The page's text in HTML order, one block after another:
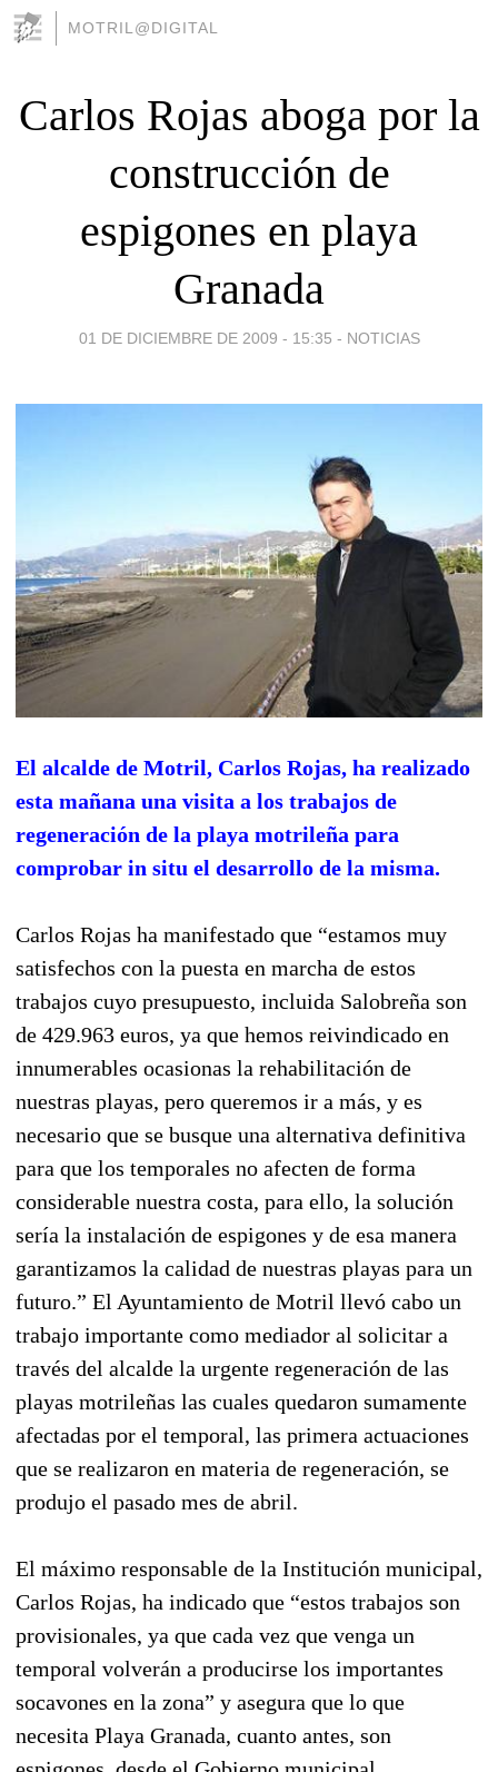
MOTRIL@DIGITAL
Carlos Rojas aboga por la
construcción de
espigones en playa
Granada
01 DE DICIEMBRE DE 2009 - 15:35 - NOTICIAS
El alcalde de Motril, Carlos Rojas, ha realizado
esta mañana una visita a los trabajos de
regeneración de la playa motrileña para
comprobar in situ el desarrollo de la misma.
Carlos Rojas ha manifestado que “estamos muy
satisfechos con la puesta en marcha de estos
trabajos cuyo presupuesto, incluida Salobreña son
de 429.963 euros, ya que hemos reivindicado en
innumerables ocasionas la rehabilitación de
nuestras playas, pero queremos ir a más, y es
necesario que se busque una alternativa definitiva
para que los temporales no afecten de forma
considerable nuestra costa, para ello, la solución
sería la instalación de espigones y de esa manera
garantizamos la calidad de nuestras playas para un
futuro.” El Ayuntamiento de Motril llevó cabo un
trabajo importante como mediador al solicitar a
través del alcalde la urgente regeneración de las
playas motrileñas las cuales quedaron sumamente
afectadas por el temporal, las primera actuaciones
que se realizaron en materia de regeneración, se
produjo el pasado mes de abril.
El máximo responsable de la Institución municipal,
Carlos Rojas, ha indicado que “estos trabajos son
provisionales, ya que cada vez que venga un
temporal volverán a producirse los importantes
socavones en la zona” y asegura que lo que
necesita Playa Granada, cuanto antes, son